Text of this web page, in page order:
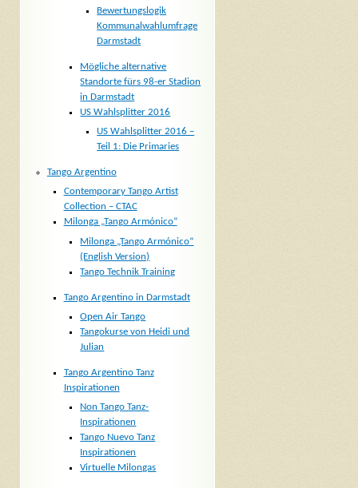
Bewertungslogik
Kommunalwahlumfrage
Darmstadt
Mögliche alternative
Standorte fürs 98-er Stadion
in Darmstadt
US Wahlsplitter 2016
US Wahlsplitter 2016 –
Teil 1: Die Primaries
Tango Argentino
Contemporary Tango Artist
Collection – CTAC
Milonga „Tango Armónico“
Milonga „Tango Armónico“
(English Version)
Tango Technik Training
Tango Argentino in Darmstadt
Open Air Tango
Tangokurse von Heidi und
Julian
Tango Argentino Tanz
Inspirationen
Non Tango Tanz-
Inspirationen
Tango Nuevo Tanz
Inspirationen
Virtuelle Milongas